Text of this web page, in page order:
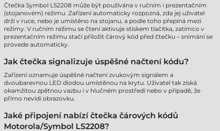
Čtečka Symbol LS2208 může být používána v ručním i prezentačním
(stojanovém) režimu. Zařízení automaticky rozpozná, zda jej uživatel
drží v ruce, nebo je umístěno na stojanu, a podle toho přepíná mezi
režimy. V ručním režimu se čtení aktivuje stiskem tlačítka, zatímco v
prezentačním režimu stačí přiložit čárový kód před čtečku – snímání se
provede automaticky.
Jak čtečka signalizuje úspěšné načtení kódu?
Zařízení oznamuje úspěšné načtení zvukovým signálem a
dvoubarevnou LED diodou umístěnou na krytu. Uživatel tak získá
okamžitou zpětnou vazbu i v hlučném prostředí nebo v případě, že
přímo nevidí obrazovku.
Jaké připojení nabízí čtečka čárových kódů
Motorola/Symbol LS2208?